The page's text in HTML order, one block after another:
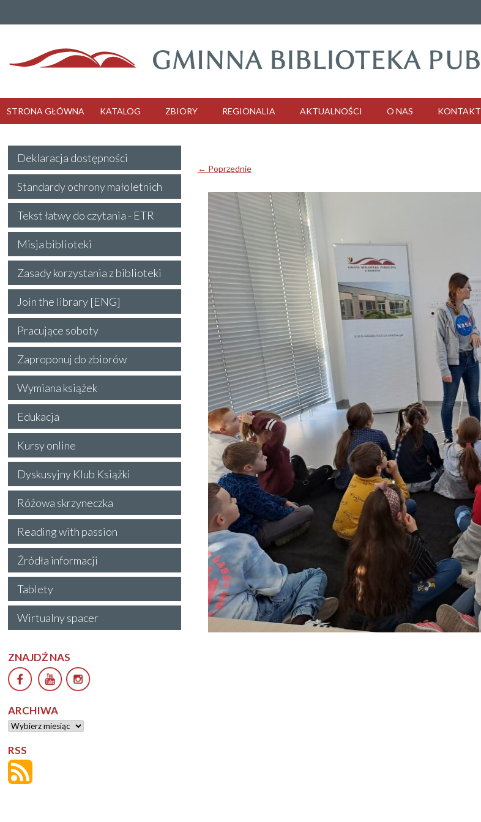
STRONA GŁÓWNA KATALOG ZBIORY REGIONALIA AKTUALNOŚCI O NAS KONTAKT
← Poprzednie
Deklaracja dostępności
Standardy ochrony małoletnich
Tekst łatwy do czytania - ETR
Misja biblioteki
Zasady korzystania z biblioteki
Join the library [ENG]
Pracujące soboty
Zaproponuj do zbiorów
Wymiana książek
Edukacja
Kursy online
Dyskusyjny Klub Książki
Różowa skrzyneczka
Reading with passion
Źródła informacji
Tablety
Wirtualny spacer
ZNAJDŹ NAS
ARCHIWA
Archiwa
RSS